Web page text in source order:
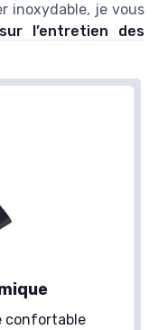
inoxydable, je vous
l’entretien des
confortable